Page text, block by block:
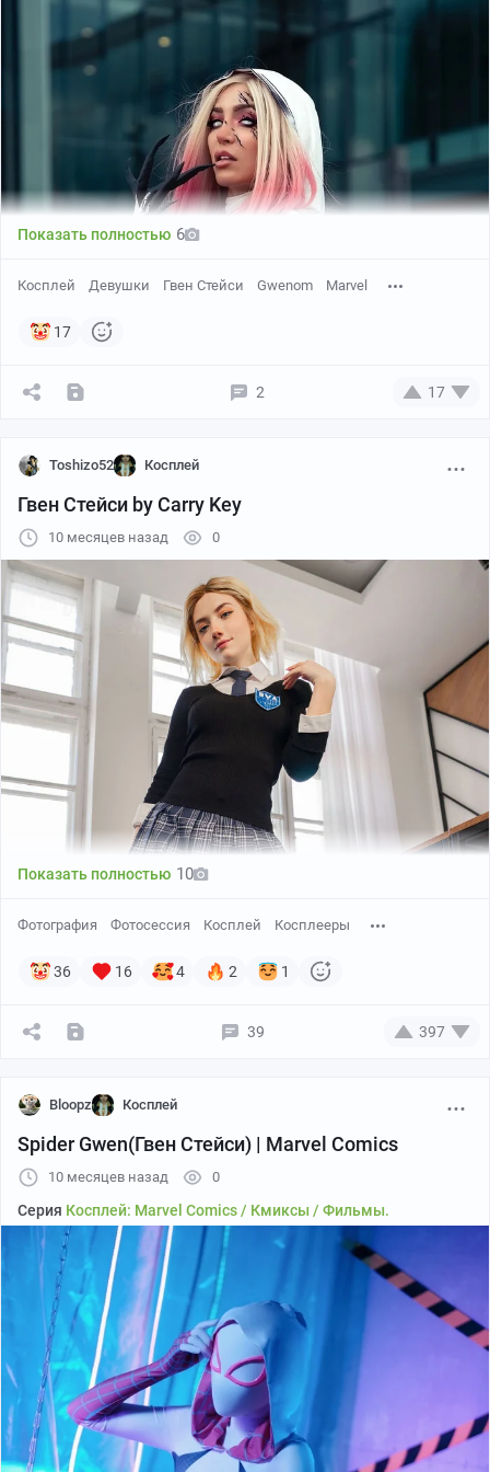
составом, бумагой и искать свои приемы. Процесс мне
понравился)
Постепенно я перешла от миниатюр к большим
холстам. Одна из крупнейших работ, это двигатель
Harley-Davidson длиной около 1,2 метра. Есть еще
полотно со слоном, возможно, даже больше, но в
студии его сейчас сложно достать для замеров.
Мэри Джейн Уотсон и Гвен Стейси- фанарт, нарисованный кофем
(размер А5)
Сейчас я сосредоточена на комиксном стиле. Делаю
скетчи на бумаге форматов А4 и А5. Прошлым летом
им дали меткое название «кофетчи», которое мне
очень понравилось. В основном рисую героинь из
вселенных Marvel и DC, но к лету планирую расширить
список фандомов (в списке уже есть один очень
брутальный персонаж)
работы. А примеры более сложных картин в кофейной
Ильяна Николаевна Распутина- фанарт, нарисованный кофем
(размер А4)
Показать полностью 6
Косплей Девушки Гвен Стейси Gwenom Marvel
17
2 17
Toshizo52 Косплей
Гвен Стейси by Carry Key
10 месяцев назад 0
Показать полностью 10
Фотография Фотосессия Косплей Косплееры
36 16 4 2 1
39 397
Bloopz Косплей
Spider Gwen(Гвен Стейси) | Marvel Comics
10 месяцев назад 0
Серия Косплей: Marvel Comics / Кмиксы / Фильмы.